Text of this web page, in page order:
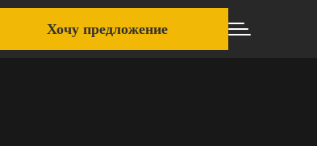
Хочу предложение